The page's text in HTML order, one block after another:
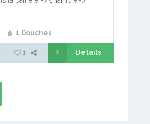
1 Douches
1 Détails